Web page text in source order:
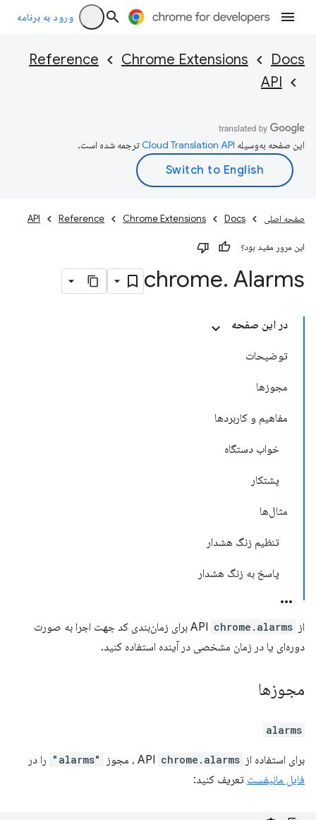
ورود به برنامه
Docs
Chrome Extensions
Reference
API
این صفحه به‌وسیله ترجمه شده است.
صفحه اصلی Docs
Chrome Extensions
Reference
API
این مرور مفید بود؟
chrome. Alarms
در این صفحه
توضیحات
مجوزها
مفاهیم و کاربردها
خواب دستگاه
پشتکار
مثال‌ها
تنظیم زنگ هشدار
پاسخ به زنگ هشدار
از API chrome.alarms
برای زمان‌بندی کد جهت اجرا به صورت
دوره‌ای یا در زمان مشخصی در آینده استفاده کنید.
مجوزها
alarms
برای استفاده از API chrome.alarms ، مجوز "alarms"
را در
فایل مانیفست تعریف کنید: